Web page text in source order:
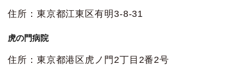
住所：東京都江東区有明3-8-31
虎の門病院
住所：東京都港区虎ノ門2丁目2番2号